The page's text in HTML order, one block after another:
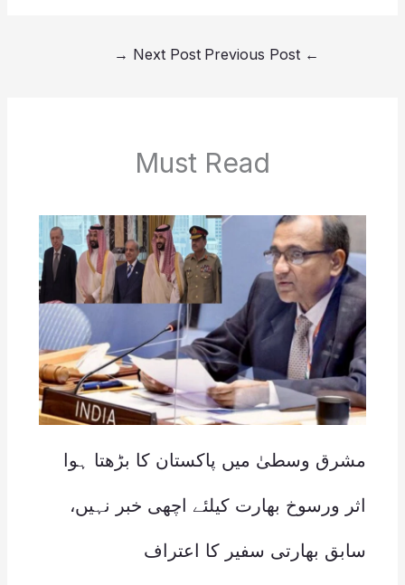
←
Next Post
→
Must Read
مشرق وسطیٰ میں پاکستان کا بڑھتا ہوا
اثر ورسوخ بھارت کیلئے اچھی خبر نہیں،
سابق بھارتی سفیر کا اعتراف